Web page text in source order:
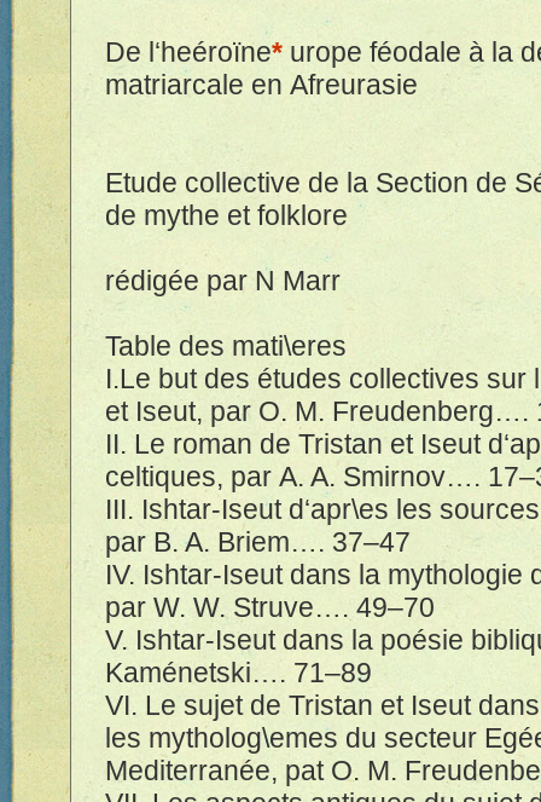
De l‘heéroïne* urope féodale à la d
matriarcale en Afreurasie
Etude collective de la Section de S
de mythe et folklore
rédigée par N Marr
Table des mati\eres
I.Le but des études collectives sur
et Iseut, par O. M. Freudenberg….
II. Le roman de Tristan et Iseut
celtiques, par A. A. Smirnov….
III. Ishtar-Iseut d‘apr\es les
par B. A. Briem…. 37–47
IV. Ishtar-Iseut dans la mythologie
par W. W. Struve….49–70
V. Ishtar-Iseut dans la poésie
Kaménetski…. 71–89
VI. Le sujet de Tristan et Iseut dans
les mytholog\emes du secteur Egé
Mediterranée, pat O. M.